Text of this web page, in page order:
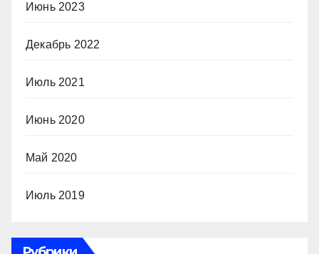
Июнь 2023
Декабрь 2022
Июль 2021
Июнь 2020
Май 2020
Июль 2019